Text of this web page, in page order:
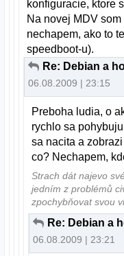
konfiguracie, ktore
Na novej MDV
nechapem, ako to
speedboot-u).
06.08.2009 | 23:15
Preboha ludia, o
rychlo sa
sa nacita a
co? Nechapem,
Strach dát najevo
jedním z problémů
zpochybňovat svou
06.08.2009 | 23:21